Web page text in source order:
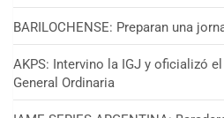
BARILOCHENSE: Preparan una
AKPS: Intervino la IGJ y oficializó
General Ordinaria